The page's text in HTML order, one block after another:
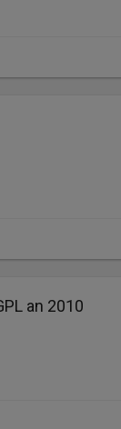
an 2010